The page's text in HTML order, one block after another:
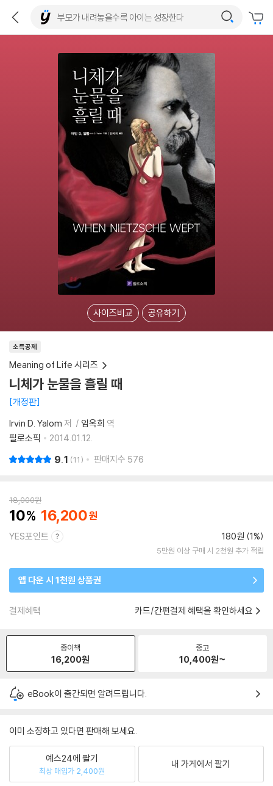
사이즈비교 공유하기
소득공제
Meaning of Life 시리즈
니체가 눈물을 흘릴 때
개정판
Irvin D. Yalom 저 임옥희 역
필로소픽
2014.01.12.
9.1 11 판매지수 576
18,000원
10 16,200
YES포인트 180원 (1%)
5만원 이상 구매 시 2천원 추가 적립
앱 다운 시 1천원 상품권
결제혜택 카드/간편결제 혜택을 확인하세요
종이책
16,200원
중고
10,400원~
eBook이 출간되면 알려드립니다.
이미 소장하고 있다면 판매해 보세요.
예스24에 팔기
최상 매입가 2,400원
내 가게에서 팔기